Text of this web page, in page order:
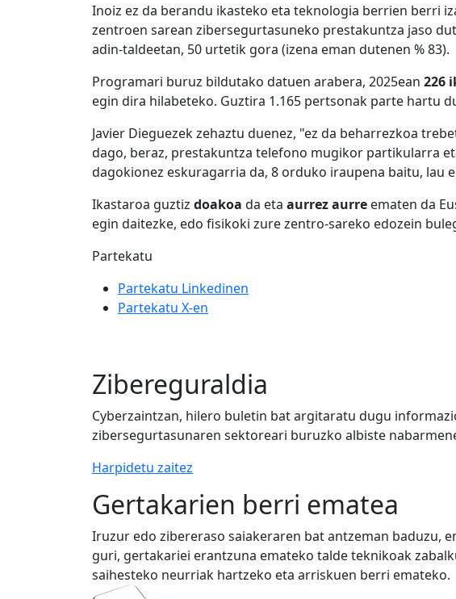
Inoiz ez da berandu ikasteko eta teknologia berrien berri
zentroen sarean zibersegurtasuneko prestakuntza jaso
adin-taldeetan, 50 urtetik gora (izena eman dutenen % 83).
Programari buruz bildutako datuen arabera, 2025ean 226
egin dira hilabeteko. Guztira 1.165 pertsonak parte hartu
Javier Dieguezek zehaztu duenez, "ez da beharrezkoa
dago, beraz, prestakuntza telefono mugikor partikularra
dagokionez eskuragarria da, 8 orduko iraupena baitu,
Ikastaroa guztiz doakoa da eta aurrez aurre ematen da
egin daitezke, edo fisikoki zure zentro-sareko edozein
Partekatu
Partekatu Linkedinen
Partekatu X-en
Zibereguraldia
Cyberzaintzan, hilero buletin bat argitaratu dugu
zibersegurtasunaren sektoreari buruzko albiste
Harpidetu zaitez
Gertakarien berri ematea
Iruzur edo zibereraso saiakeraren bat antzeman baduzu,
guri, gertakariei erantzuna emateko talde teknikoak
saihesteko neurriak hartzeko eta arriskuen berri emateko.